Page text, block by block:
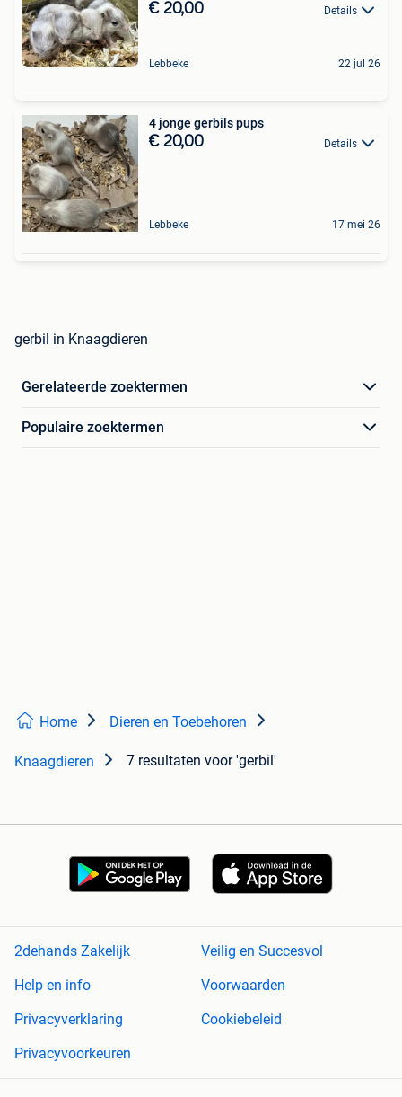
€ 20,00 Details
Lebbeke 22 jul 26
4 jonge gerbils pups
€ 20,00 Details
Lebbeke 17 mei 26
gerbil in Knaagdieren
Gerelateerde zoektermen
Populaire zoektermen
Home Dieren en Toebehoren
Knaagdieren 7 resultaten voor 'gerbil'
2dehands Zakelijk
Veilig en Succesvol
Help en info
Voorwaarden
Privacyverklaring
Cookiebeleid
Privacyvoorkeuren